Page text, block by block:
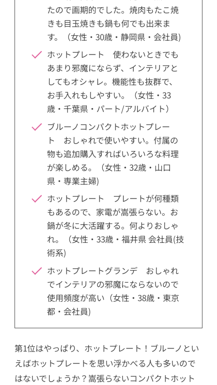
たので画期的でした。焼肉もたこ焼
きも目玉焼きも鍋も何でも出来ま
す。（女性・30歳・静岡県・会社員)
ホットプレート 使わないときでも
あまり邪魔にならず、インテリアと
してもオシャレ。機能性も抜群で、
お手入れもしやすい。（女性・33
歳・千葉県・パート/アルバイト）
ブルーノコンパクトホットプレー
ト おしゃれで使いやすい。付属の
物も追加購入すればいろいろな料理
が楽しめる。（女性・32歳・山口
県・専業主婦)
ホットプレート プレートが何種類
もあるので、家電が嵩張らない。お
鍋が冬に大活躍する。何よりおしゃ
れ。（女性・33歳・福井県 会社員(技
術系)
ホットプレートグランデ おしゃれ
でインテリアの邪魔にならないので
使用頻度が高い（女性・38歳・東京
都・会社員)
第1位はやっぱり、ホットプレート！ブルーノとい
えばホットプレートを思い浮かべる人も多いので
はないでしょうか？嵩張らないコンパクトホット